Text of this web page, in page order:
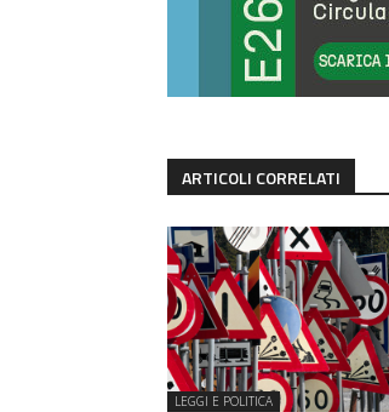
ARTICOLI CORRELATI
LEGGI E POLITICA